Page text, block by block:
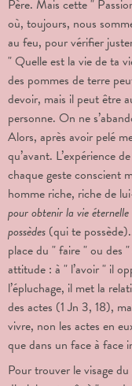
Père. Mais cette "
où, toujours, nous
au feu, pour vérifier
" Quelle est la vie de ta
des pommes de terre
devoir, mais il peut être
personne. On ne
Alors, après avoir pelé
qu’avant. L’expérience
chaque geste conscient
homme riche, riche de
pour obtenir la vie
possèdes (qui te
place du " faire " ou des
attitude : à " l’avoir " il
l’épluchage, il met la
des actes (1 Jn 3, 18),
vivre, non les actes en
que dans un face à face
Pour trouver le visage